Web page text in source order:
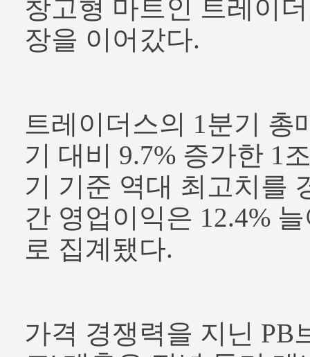
창고형 마트인 트레이
장을 이어갔다.
트레이더스의 1분기 총
기 대비 9.7% 증가한 1
기 기준 역대 최고치를
간 영업이익은 12.4%
로 집계됐다.
가격 경쟁력을 지닌 PB